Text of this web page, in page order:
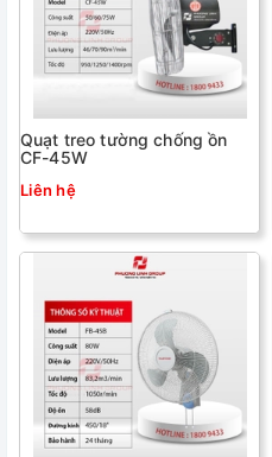
Quạt treo tường chống ồn
CF-45W
Liên hệ